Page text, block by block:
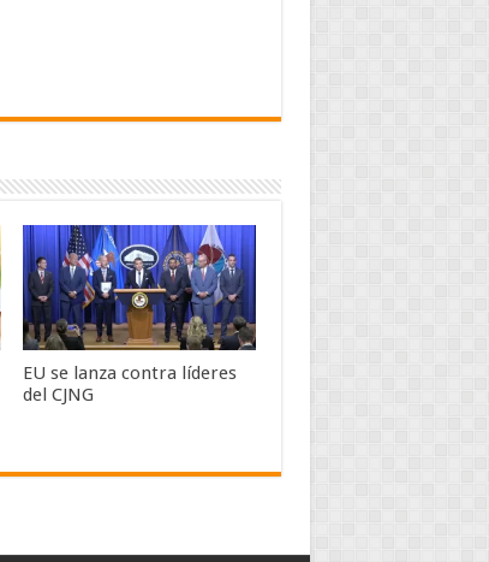
EU se lanza contra líderes
del CJNG